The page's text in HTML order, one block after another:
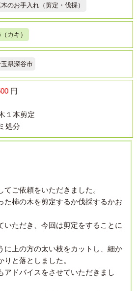
木のお手入れ（剪定・伐採）
カキ）
県深谷市
円
１本剪定
処分
てご依頼をいただきました。
た柿の木を剪定するか伐採するかお
いただき、今回は剪定をすることに
に上の方の太い枝をカットし、細か
りと落としました。
アドバイスをさせていただきまし